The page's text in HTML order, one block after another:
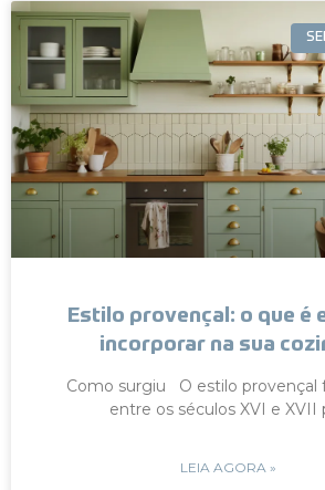
Estilo provençal: o que é
incorporar na sua
Como surgiu O estilo provençal
entre os séculos XVI e XVII
LEIA AGORA »